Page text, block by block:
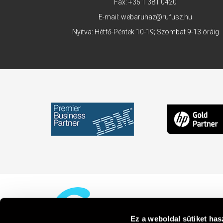
Ez a weboldal sütiket
Fax: +36 1 381 0420
E-mail:webaruhaz@rufusz.hu
Nyitva: Hétfő-Péntek 10-19; Szombat 9-13 óráig